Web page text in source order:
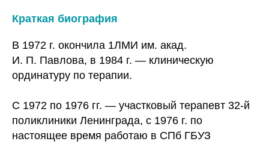
Краткая биография
В 1972 г. окончила 1ЛМИ им. акад.
И. П. Павлова, в 1984 г. — клиническую
ординатуру по терапии.
С 1972 по 1976 гг. — участковый терапевт 32-й
поликлиники Ленинграда, с 1976 г. по
настоящее время работаю в СПб ГБУЗ